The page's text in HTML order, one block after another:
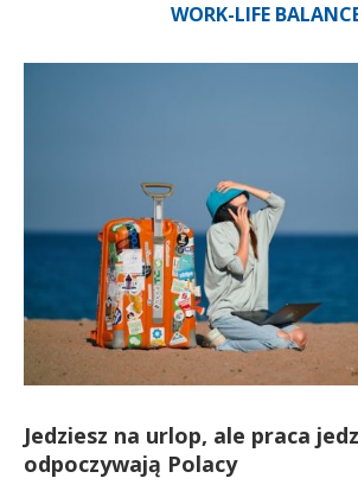
WORK-LIFE
Jedziesz na urlop, ale praca
odpoczywają Polacy